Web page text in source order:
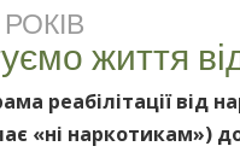
життя
реабілітації від
«ні наркотикам»)